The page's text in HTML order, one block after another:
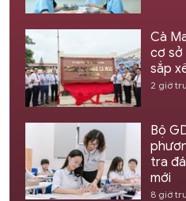
Cà
cơ sở
sắp
2 giờ
Bộ
tra
mới
8 giờ